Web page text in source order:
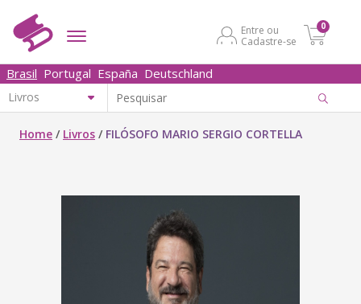
Entre ou
Cadastre-se
0
Brasil Portugal España Deutschland
Home / Livros / FILÓSOFO MARIO SERGIO CORTELLA